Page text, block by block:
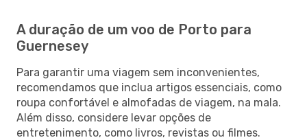
A duração de um voo de Porto para
Guernesey
Para garantir uma viagem sem inconvenientes,
recomendamos que inclua artigos essenciais, como
roupa confortável e almofadas de viagem, na mala.
Além disso, considere levar opções de
entretenimento, como livros, revistas ou filmes.